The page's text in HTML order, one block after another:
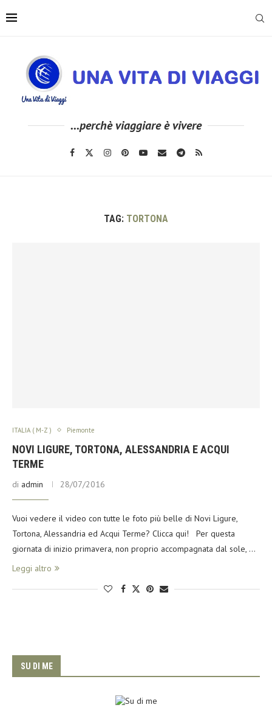
...perchè viaggiare è vivere
TAG: TORTONA
ITALIA ( M-Z ) Piemonte
NOVI LIGURE, TORTONA, ALESSANDRIA E ACQUI
TERME
di admin 28/07/2016
Vuoi vedere il video con tutte le foto più belle di Novi Ligure,
Tortona, Alessandria ed Acqui Terme? Clicca qui! Per questa
giornata di inizio primavera, non proprio accompagnata dal sole, …
Leggi altro
SU DI ME